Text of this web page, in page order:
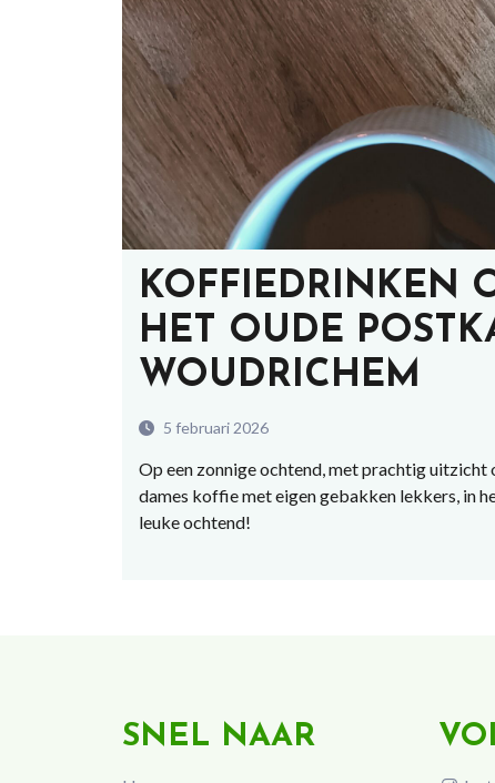
KOFFIEDRINKEN
HET OUDE
WOUDRICHEM
5 februari 2026
Op een zonnige ochtend, met prachtig uitzicht
dames koffie met eigen gebakken lekkers, in
leuke ochtend!
SNEL NAAR